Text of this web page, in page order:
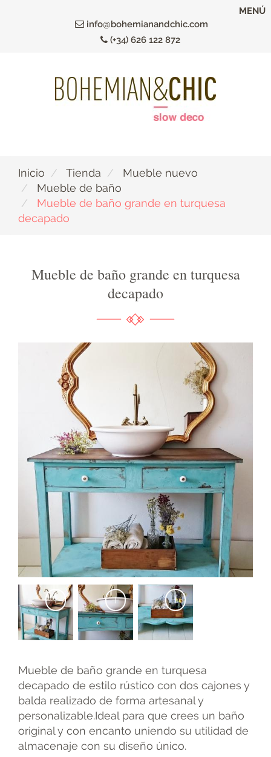
info@bohemianandchic.com
(+34) 626 122 872
MENÚ
Inicio Tienda
Mueble nuevo
Mueble de baño
Mueble de baño grande en turquesa
decapado
Mueble de baño grande en turquesa
decapado
+ + +
Mueble de baño grande en turquesa
decapado de estilo rústico con dos cajones y
balda realizado de forma artesanal y
personalizable.Ideal para que crees un baño
original y con encanto uniendo su utilidad de
almacenaje con su diseño único.